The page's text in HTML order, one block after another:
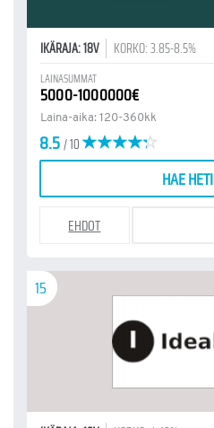
IKÄRAJA: 18V KORKO: 3.85-8.5%
LAINASUMMAT
5000-1000000€
Laina-aika: 120-360kk
8.5/ 10
HAE HETI
EHDOT
15